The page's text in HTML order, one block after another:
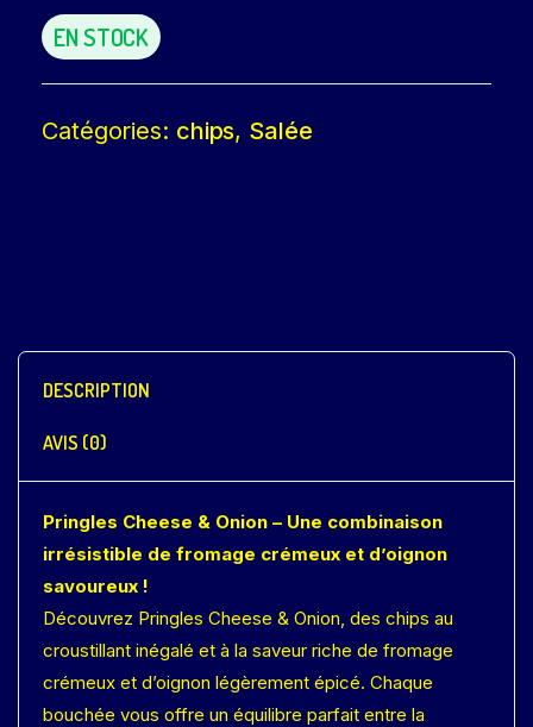
EN STOCK
Catégories: chips, Salée
DESCRIPTION
AVIS (0)
Pringles Cheese & Onion – Une combinaison
irrésistible de fromage crémeux et d’oignon
savoureux !
Découvrez Pringles Cheese & Onion, des chips au
croustillant inégalé et à la saveur riche de fromage
crémeux et d’oignon légèrement épicé. Chaque
bouchée vous offre un équilibre parfait entre la